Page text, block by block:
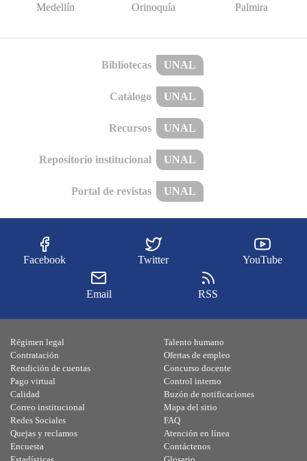
Medellín Orinoquía Palmira
Bibliotecas UNAL
Catálogo UNAL
Recursos UNAL
Repositorio institucional UNAL
Portal de revistas UNAL
Facebook Twitter YouTube
Email RSS
Régimen legal
Contratación
Rendición de cuentas
Pago virtual
Calidad
Talento humano
Ofertas de empleo
Concurso docente
Control interno
Buzón de notificaciones
Correo institucional
Redes Sociales
Quejas y reclamos
Encuesta
Mapa del sitio
FAQ
Atención en línea
Contáctenos